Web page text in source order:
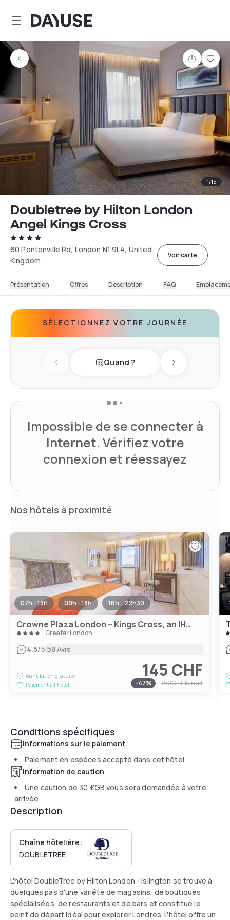
Dayuse
Partager
1/15
Doubletree by Hilton London
Angel Kings Cross
60 Pentonville Rd, London N1 9LA, United
Kingdom
Voir carte
Présentation Offres Description FAQ
SÉLECTIONNEZ VOTRE JOURNÉE
Previous dayQuand ? Next day
Impossible de se connecter à
Internet. Vérifiez votre
connexion et réessayez
Nos hôtels à proximité
07h - 13h 09h - 18h 16h - 22h30
Crowne Plaza London – Kings Cross, an IHG Hotel
Greater London
4.5/5|58 Avis
Annulation gratuite
Paiement à l'hôtel
145 CHF
-47% 272 CHFla nuit
Conditions spécifiques
Informations sur le paiement
Paiement en espèces accepté dans cet hôtel
Information de caution
Une caution de 30 £GB vous sera demandée à votre
arrivée
Description
Chaîne hôtelière:
DOUBLETREE
L'hôtel DoubleTree by Hilton London - Islington se trouve à
quelques pas d'une variété de magasins, de boutiques
spécialisées, de restaurants et de bars et constitue le
point de départ idéal pour explorer Londres. L'hôtel offre un